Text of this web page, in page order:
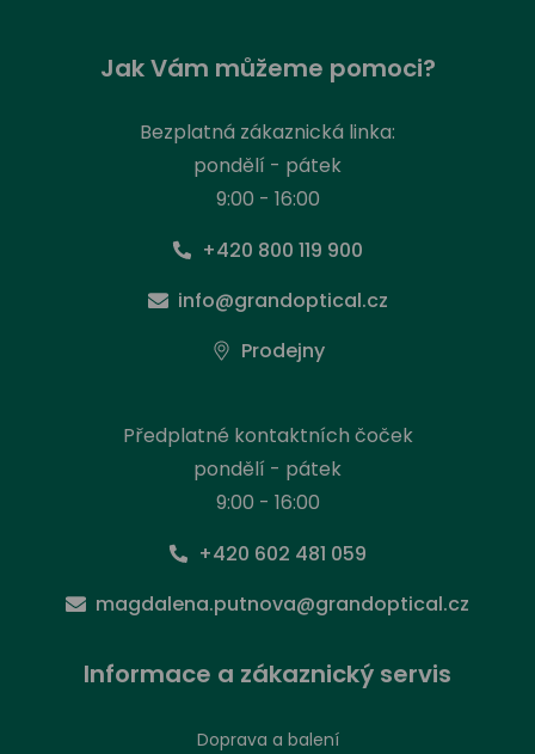
Jak Vám můžeme pomoci?
Bezplatná zákaznická linka:
pondělí - pátek
9:00 - 16:00
+420 800 119 900
info@grandoptical.cz
Prodejny
Předplatné kontaktních čoček
pondělí - pátek
9:00 - 16:00
+420 602 481 059
magdalena.putnova@grandoptical.cz
Informace a zákaznický servis
Doprava a balení